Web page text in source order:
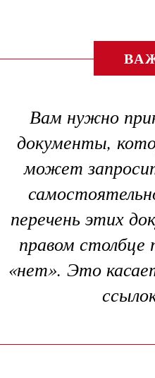
Вам нужно
документы,
может
перечень этих
правом столбце
«нет». Это